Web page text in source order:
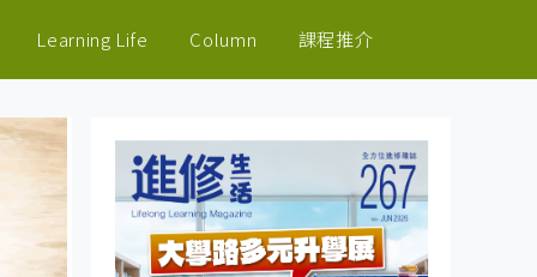
Learning Life Column 課程推介